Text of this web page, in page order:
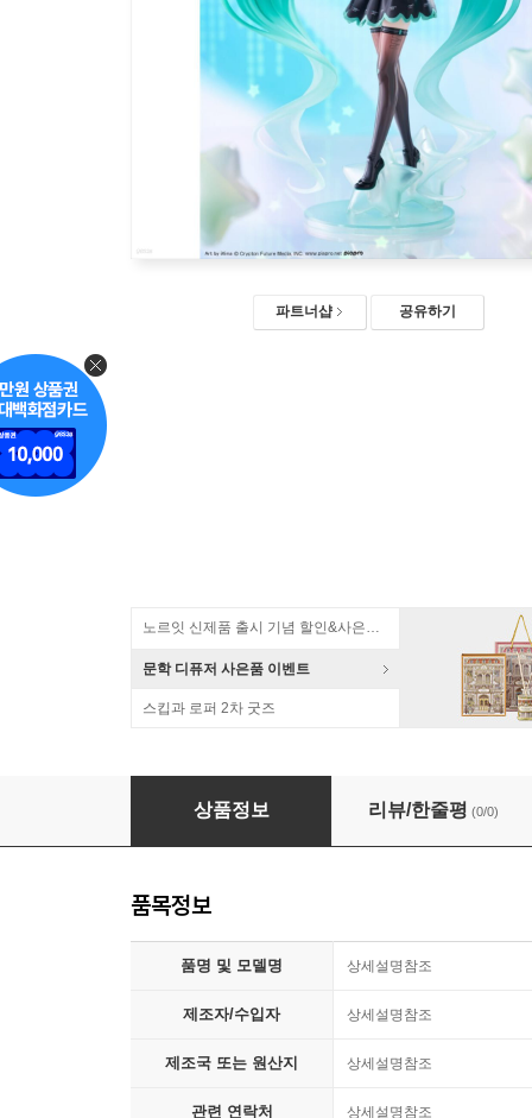
파트너샵 공유하기
노르잇 신제품 출시 기념 할인&사은품 증정!
문학 디퓨저 사은품 이벤트
스킵과 로퍼 2차 굿즈
[예약판매] 피아프로 캐릭터즈 타이토 T-most
상품정보 리뷰/한줄평 (0/0)
품목정보
품명 및 모델명 상세설명참조
제조자/수입자 상세설명참조
제조국 또는 원산지 상세설명참조
관련 연락처 상세설명참조